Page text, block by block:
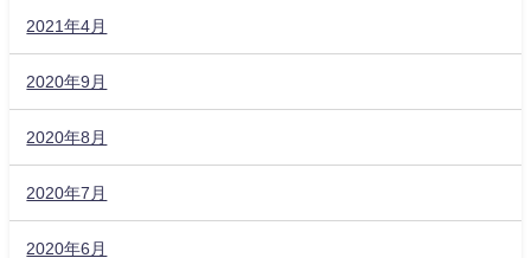
2021年4月
2020年9月
2020年8月
2020年7月
2020年6月